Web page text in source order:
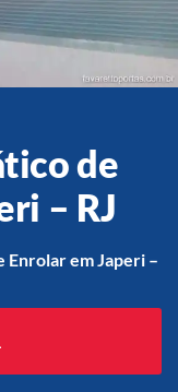
Garagem de
Teresópolis – RJ
de
– RJ
em Japeri –